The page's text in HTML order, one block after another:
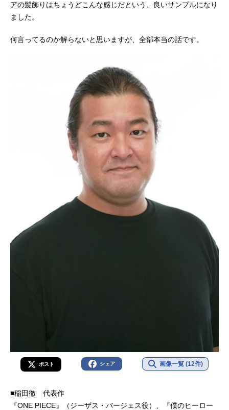
アの髪飾りはちょうどこんな感じだという、良いサンプルになり
ました。
何言ってるのか解らないと思いますが、全部本当の話です。
ポスト シェア 画像一覧 (12件)
■稲田徹 代表作
『ONE PIECE』（ジーザス・バージェス役）、『僕のヒーロー